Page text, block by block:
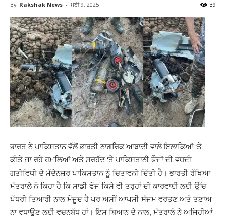
By Rakshak News - ਮਈ 9, 2025 39
ਭਾਰਤ ਨੇ ਪਾਕਿਸਤਾਨ ਵੱਲੋਂ ਭਾਰਤੀ ਨਾਗਰਿਕ ਆਬਾਦੀ ਵਾਲੇ ਇਲਾਕਿਆਂ ‘ਤੇ
ਕੀਤੇ ਜਾ ਰਹੇ ਹਮਲਿਆਂ ਅਤੇ ਸਰਹੱਦ ‘ਤੇ ਪਾਕਿਸਤਾਨੀ ਫੌਜਾਂ ਦੀ ਵਧਦੀ
ਗਤੀਵਿਧੀ ਦੇ ਮੱਦੇਨਜ਼ਰ ਪਾਕਿਸਤਾਨ ਨੂੰ ਚਿਤਾਵਨੀ ਦਿੱਤੀ ਹੈ। ਭਾਰਤੀ ਰੱਖਿਆ
ਮੰਤਰਾਲੇ ਨੇ ਕਿਹਾ ਹੈ ਕਿ ਸਾਡੀ ਫੌਜ ਕਿਸੇ ਵੀ ਤਰ੍ਹਾਂ ਦੀ ਕਾਰਵਾਈ ਲਈ ਉੱਚ
ਪੱਧਰੀ ਤਿਆਰੀ ਨਾਲ ਮੌਜੂਦ ਹੈ ਪਰ ਅਸੀਂ ਆਪਸੀ ਸੰਜਮ ਵਰਤਣ ਅਤੇ ਤਣਾਅ
ਨਾ ਵਧਾਉਣ ਲਈ ਵਚਨਬੱਧ ਹਾਂ। ਇਸ ਬਿਆਨ ਦੇ ਨਾਲ, ਮੰਤਰਾਲੇ ਨੇ ਅਜਿਹੀਆਂ